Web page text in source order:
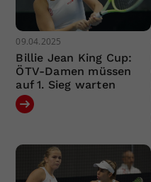
09.04.2025
Billie Jean King Cup:
ÖTV-Damen müssen
auf 1. Sieg warten